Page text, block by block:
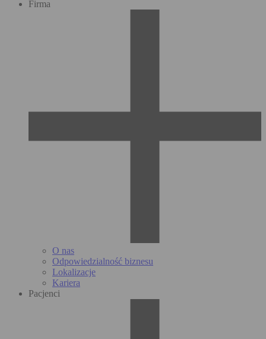
Firma
O nas
Odpowiedzialność biznesu
Lokalizacje
Kariera
Pacjenci